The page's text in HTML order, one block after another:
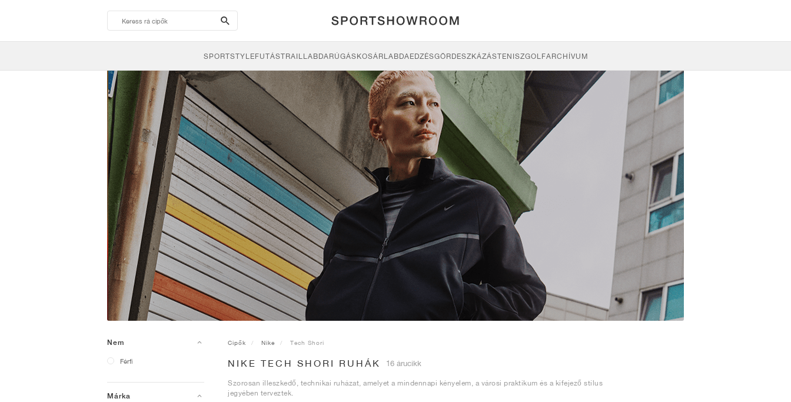
search-
btn
SPORTSTYLEFUTÁSTRAILLABDARÚGÁSKOSÁRLABDAEDZÉSGÖRDESZKÁZÁSTENISZGOLFARCHÍVUM
Nem
Férfi
Márka
Cipők Nike Tech Shori
NIKE TECH SHORI RUHÁK 16 árucikk
Szorosan illeszkedő, technikai ruházat, amelyet a mindennapi kényelem, a városi praktikum és a kifejező stílus
jegyében terveztek.